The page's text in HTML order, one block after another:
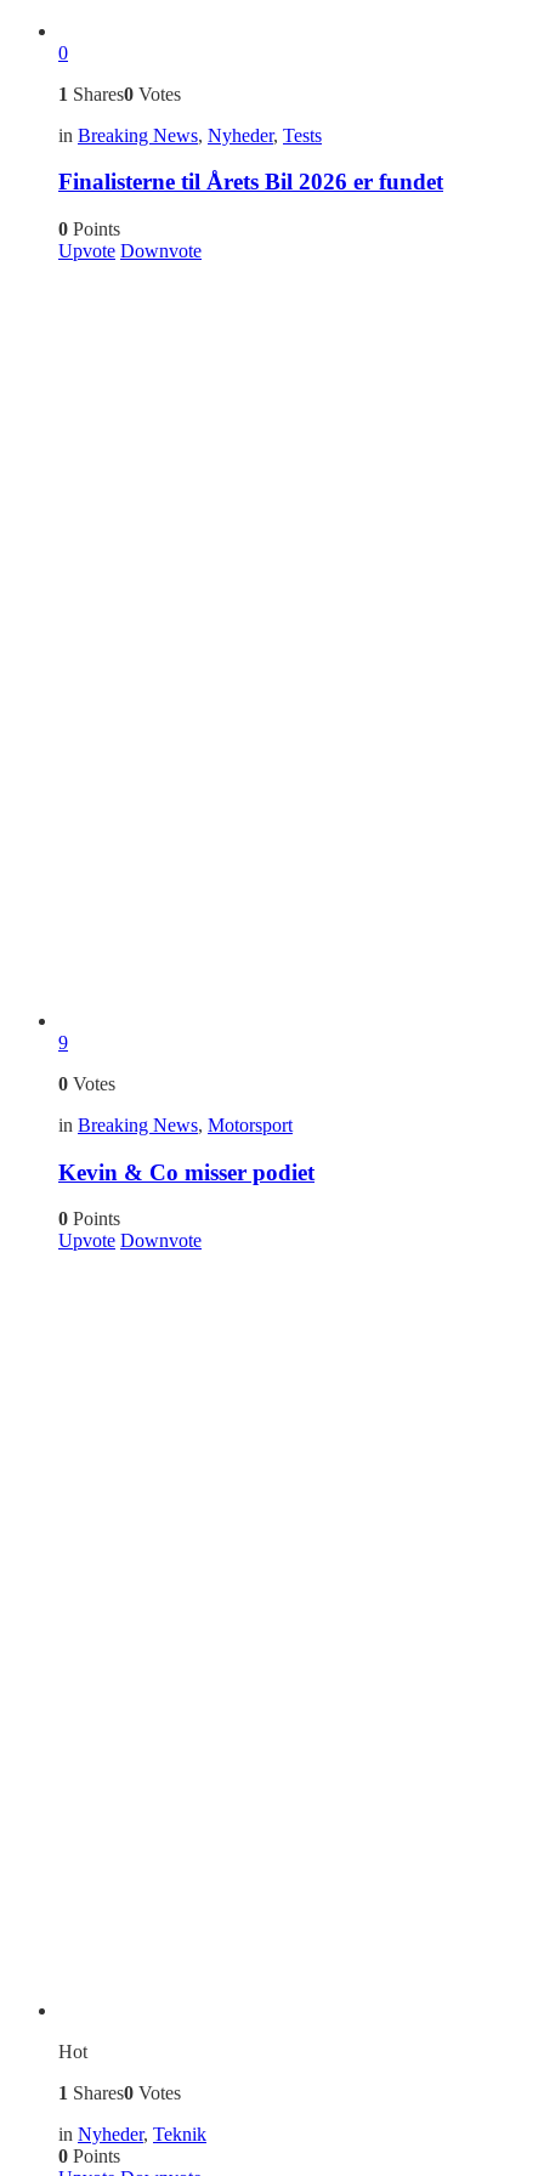
0
1 Shares0 Votes
in Breaking News, Nyheder, Tests
Finalisterne til Årets Bil 2026 er fundet
0 Points
Upvote Downvote
9
0 Votes
in Breaking News, Motorsport
Kevin & Co misser podiet
0 Points
Upvote Downvote
Hot
1 Shares0 Votes
in Nyheder, Teknik
0 Points